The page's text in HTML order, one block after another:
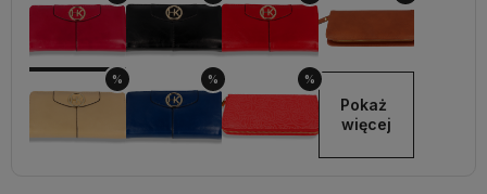
% % %
Pokaż
więcej